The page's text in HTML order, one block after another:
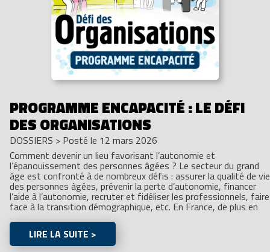
PROGRAMME ENCAPACITÉ : LE DÉFI
DES ORGANISATIONS
DOSSIERS > Posté le 12 mars 2026
Comment devenir un lieu favorisant l’autonomie et
l’épanouissement des personnes âgées ? Le secteur du grand
âge est confronté à de nombreux défis : assurer la qualité de vie
des personnes âgées, prévenir la perte d’autonomie, financer
l’aide à l’autonomie, recruter et fidéliser les professionnels, faire
face à la transition démographique, etc. En France, de plus en
LIRE LA SUITE >